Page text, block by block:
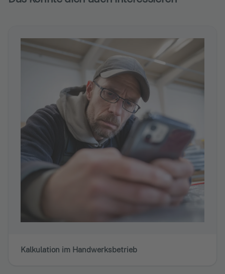
Kalkulation im Handwerksbetrieb